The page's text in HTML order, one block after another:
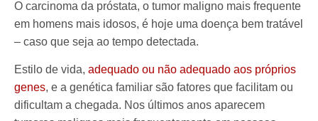
O carcinoma da próstata, o tumor maligno mais frequente
em homens mais idosos, é hoje uma doença bem tratável
– caso que seja ao tempo detectada.
Estilo de vida, adequado ou não adequado aos próprios
genes, e a genética familiar são fatores que facilitam ou
dificultam a chegada. Nos últimos anos aparecem